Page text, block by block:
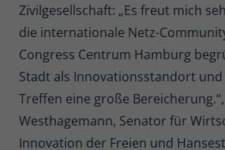
Zivilgesellschaft: „Es freut mich
die internationale Netz-
Congress Centrum Hamburg
Stadt als Innovationsstandort und
Treffen eine große
Westhagemann, Senator für
Innovation der Freien und